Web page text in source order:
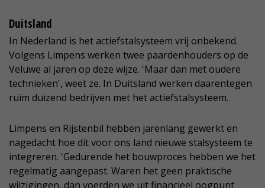
Duitsland
In Nederland is het actiefstalsysteem vrij onbekend.
Volgens Limpens werken twee paardenhouders op de
Veluwe al jaren op deze wijze. 'Maar dan met oudere
technieken', weet ze. In Duitsland werken daarentegen
ruim duizend bedrijven met het actiefstalsysteem.
Limpens en Rijstenbil hebben jarenlang gewerkt en
nagedacht hoe dit voor ons land nieuwe stalsysteem te
integreren. 'Gedurende het bouwproces hebben we het
regelmatig aangepast. Waren het geen praktische
wijzigingen, dan voerden we uit financieel oogpunt